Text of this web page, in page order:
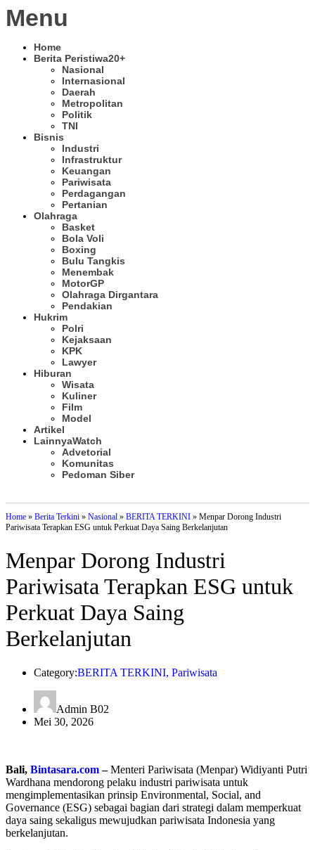
Menu
Home
Berita Peristiwa20+
Nasional
Internasional
Daerah
Metropolitan
Politik
TNI
Bisnis
Industri
Infrastruktur
Keuangan
Pariwisata
Perdagangan
Pertanian
Olahraga
Basket
Bola Voli
Boxing
Bulu Tangkis
Menembak
MotorGP
Olahraga Dirgantara
Pendakian
Hukrim
Polri
Kejaksaan
KPK
Lawyer
Hiburan
Wisata
Kuliner
Film
Model
Artikel
LainnyaWatch
Advetorial
Komunitas
Pedoman Siber
Home » Berita Terkini » Nasional » BERITA TERKINI » Menpar Dorong Industri
Pariwisata Terapkan ESG untuk Perkuat Daya Saing Berkelanjutan
Menpar Dorong Industri
Pariwisata Terapkan ESG untuk
Perkuat Daya Saing
Berkelanjutan
Category:BERITA TERKINI, Pariwisata
Admin B02
Mei 30, 2026
Bali, Bintasara.com–Menteri Pariwisata (Menpar) Widiyanti Putri
Wardhana mendorong pelaku industri pariwisata untuk
mengimplementasikan prinsip Environmental, Social, and
Governance (ESG) sebagai bagian dari strategi dalam memperkuat
daya saing sekaligus mewujudkan pariwisata Indonesia yang
berkelanjutan.